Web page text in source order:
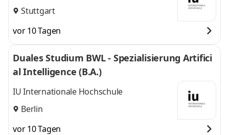
Stuttgart
vor 10 Tagen
Duales Studium BWL - Spezialisierung Artifici
al Intelligence (B.A.)
IU Internationale Hochschule
Berlin
vor 10 Tagen